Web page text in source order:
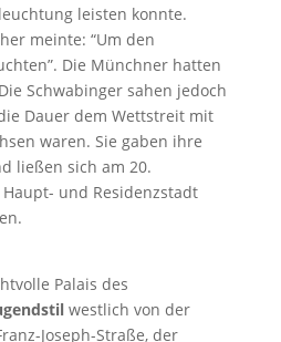
leisten konnte.
meinte: “Um den
Die Münchner hatten
Schwabinger sahen jedoch
Dauer dem Wettstreit mit
waren. Sie gaben ihre
ließen sich am 20.
und Residenzstadt
Palais des
westlich von der
Joseph-Straße, der